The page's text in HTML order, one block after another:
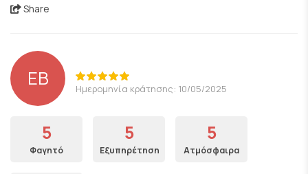
Share
EB Ημερομηνία κράτησης: 10/05/2025
5
Φαγητό
5
Εξυπηρέτηση
5
Ατμόσφαιρα